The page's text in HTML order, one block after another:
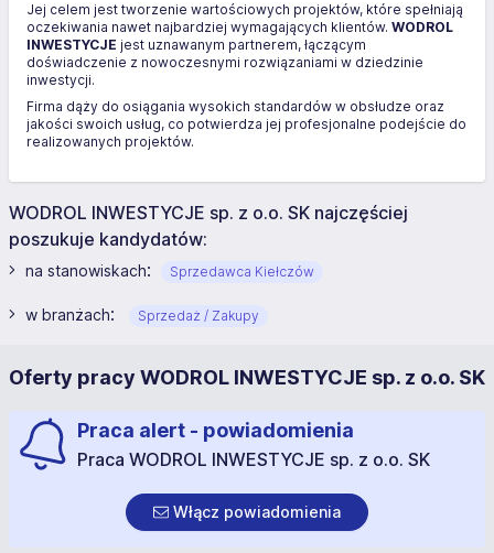
Jej celem jest tworzenie wartościowych projektów, które spełniają
oczekiwania nawet najbardziej wymagających klientów. WODROL
INWESTYCJE jest uznawanym partnerem, łączącym
doświadczenie z nowoczesnymi rozwiązaniami w dziedzinie
inwestycji.
Firma dąży do osiągania wysokich standardów w obsłudze oraz
jakości swoich usług, co potwierdza jej profesjonalne podejście do
realizowanych projektów.
WODROL INWESTYCJE sp. z o.o. SK najczęściej
poszukuje kandydatów:
na stanowiskach: Sprzedawca Kiełczów
w branżach: Sprzedaż / Zakupy
Oferty pracy WODROL INWESTYCJE sp. z o.o. SK
Praca alert - powiadomienia
Praca WODROL INWESTYCJE sp. z o.o. SK
Włącz powiadomienia